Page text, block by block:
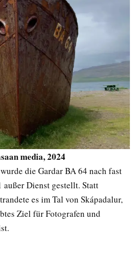
media, 2024
die Gardar BA 64 nach fast
außer Dienst gestellt. Statt
es im Tal von Skápadalur,
Ziel für Fotografen und